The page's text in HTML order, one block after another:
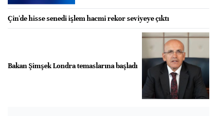
Çin'de hisse senedi işlem hacmi rekor seviyeye çıktı
Bakan Şimşek Londra temaslarına başladı